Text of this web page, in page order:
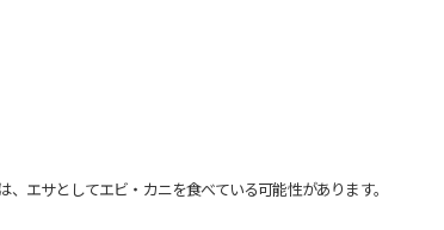
エサとしてエビ・カニを食べている可能性があります。